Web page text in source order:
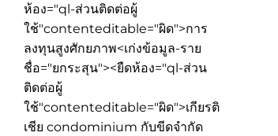
ห้อง="ql-ส่วนติดต่อผู้
ใช้"contenteditable="ผิด">การ
ลงทุนสูงศักยภาพ<เก่งข้อมูล-ราย
ชื่อ="ยกระสุน"><ยืดห้อง="ql-ส่วน
ติดต่อผู้
ใช้"contenteditable="ผิด">เกียรติ
เชีย condominium กับขีดจำกัด